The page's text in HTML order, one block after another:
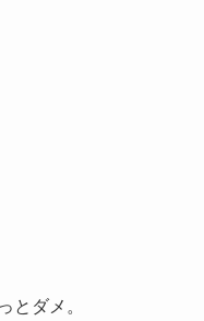
とダメ。